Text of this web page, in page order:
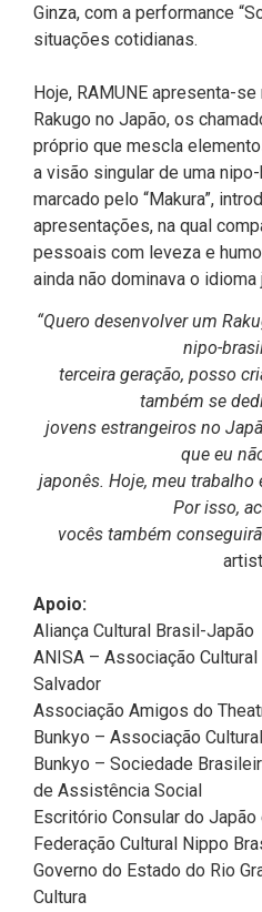
Ginza, com a performance
situações cotidianas.
Hoje, RAMUNE apresenta-
Rakugo no Japão, os
próprio que mescla
a visão singular de uma
marcado pelo “Makura”,
apresentações, na qual
pessoais com leveza e
ainda não dominava o idioma
“Quero desenvolver um
nipo-
terceira geração, posso
também se
jovens estrangeiros no
que eu
japonês. Hoje, meu trabalho
Por isso,
vocês também
Apoio:
Aliança Cultural Brasil-Japão
ANISA – Associação
Salvador
Associação Amigos do
Bunkyo – Associação
Bunkyo – Sociedade
de Assistência Social
Escritório Consular do
Federação Cultural Nippo
Governo do Estado do Rio
Cultura